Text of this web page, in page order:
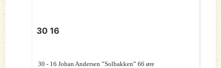
30 16
30 - 16 Johan Andersen ”Solbakken” 66 øre